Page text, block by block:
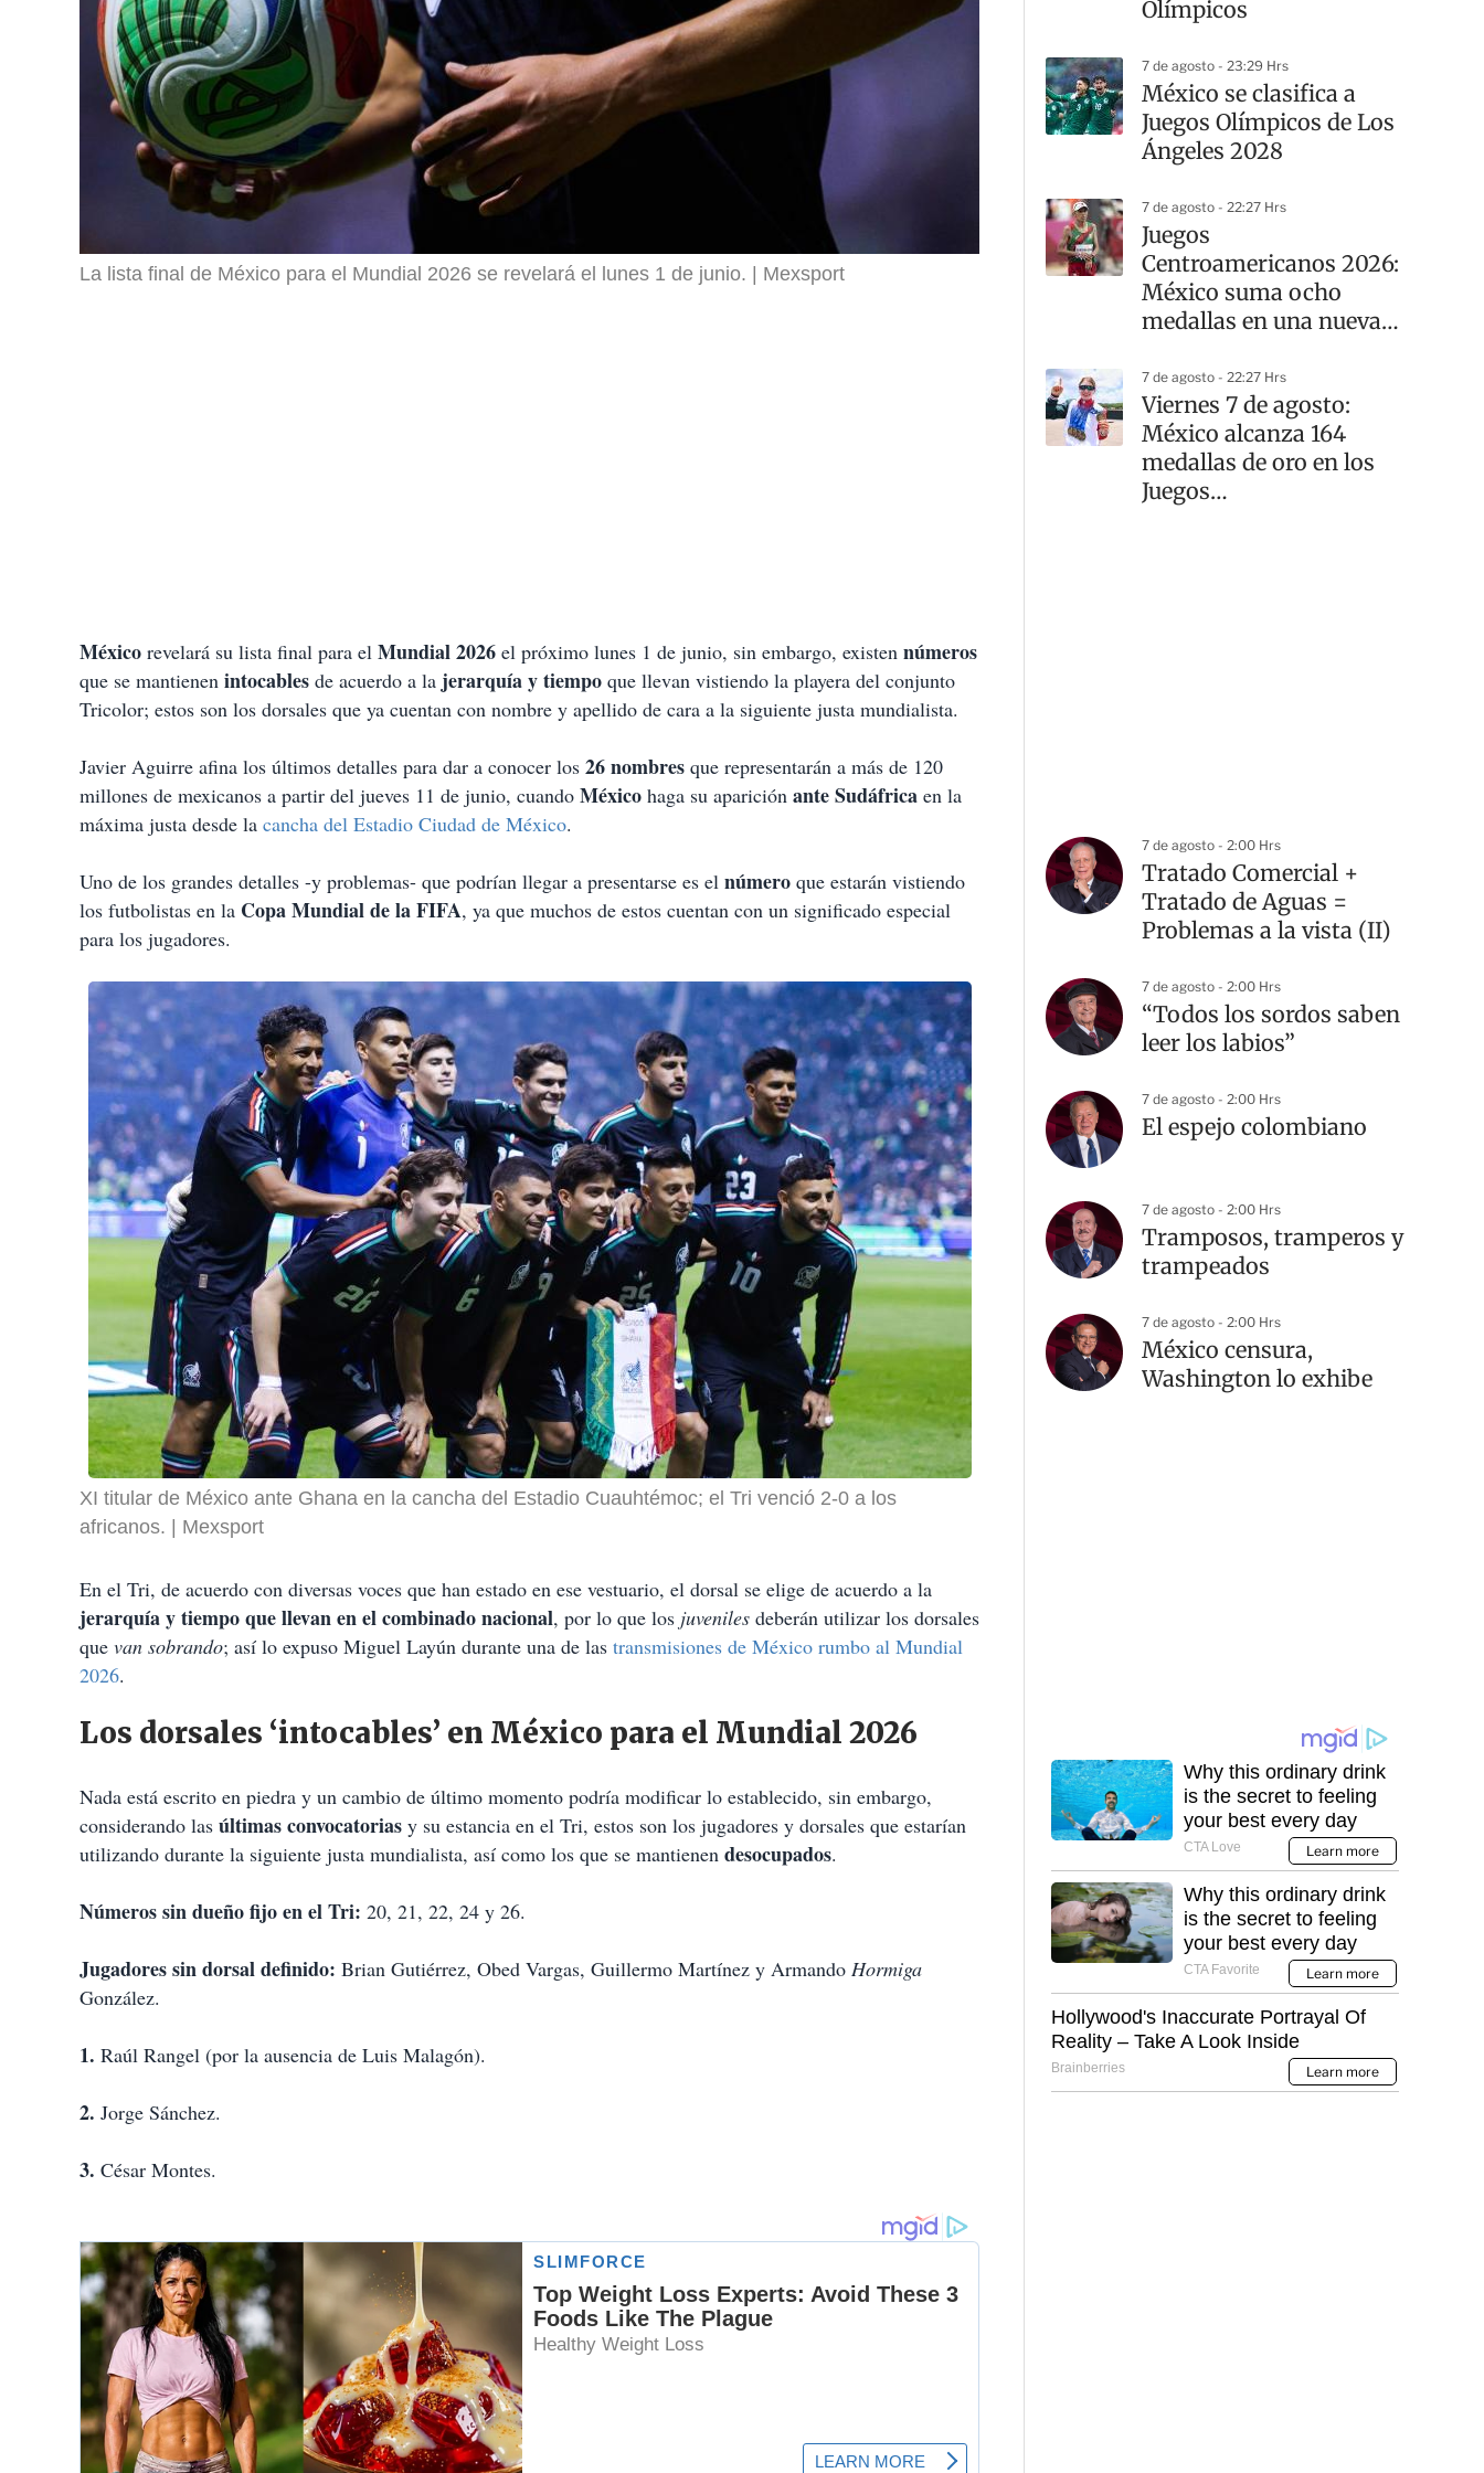
La lista final de México para el Mundial 2026 se revelará el lunes 1 de junio. Mexsport
México revelará su lista final para el Mundial 2026 el próximo lunes 1 de junio, sin embargo, existen números
que se mantienen intocables de acuerdo a la jerarquía ytiempo que llevan vistiendo la playera del conjunto
Tricolor; estos son los dorsales que ya cuentan con nombre y apellido de cara a la siguiente justa mundialista.
Javier Aguirre afina los últimos detalles para dar a conocer los 26 nombres que representarán a más de 120
millones de mexicanos a partir del jueves 11 de junio, cuando México haga su aparición ante Sudáfrica en la
máxima justa desde la cancha del Estadio Ciudad de México.
Uno de los grandes detalles -y problemas- que podrían llegar a presentarse es el número que estarán vistiendo
los futbolistas en la Copa Mundial de la FIFA, ya que muchos de estos cuentan con un significado especial
para los jugadores.
XI titular de México ante Ghana en la cancha del Estadio Cuauhtémoc; el Tri venció 2-0 a los
africanos.
Mexsport
En el Tri, de acuerdo con diversas voces que han estado en ese vestuario, el dorsal se elige de acuerdo a la
jerarquía y tiempo que llevan en el combinado nacional, por lo que los juveniles deberán utilizar los dorsales
que van sobrando; así lo expuso Miguel Layún durante una de las transmisiones de México rumbo al Mundial
2026.
Los dorsales ‘intocables’ en México para el Mundial 2026
Nada está escrito en piedra y un cambio de último momento podría modificar lo establecido, sin embargo,
considerando las últimas convocatorias y su estancia en el Tri, estos son los jugadores y dorsales que estarían
utilizando durante la siguiente justa mundialista, así como los que se mantienen desocupados.
Números sin dueño fijo en el Tri: 20, 21, 22, 24 y 26.
Jugadores sin dorsal definido: Brian Gutiérrez, Obed Vargas, Guillermo Martínez y Armando Hormiga
González.
1. Raúl Rangel (por la ausencia de Luis Malagón).
2. Jorge Sánchez.
3. César Montes.
Olímpicos
7 de agosto - 23:29 Hrs
México se clasifica a
Juegos Olímpicos de Los
Ángeles 2028
7 de agosto - 22:27 Hrs
Juegos
Centroamericanos 2026:
México suma ocho
medallas en una nueva
7 de agosto - 22:27 Hrs
Viernes 7 de agosto:
México alcanza 164
medallas de oro en los
Juegos
7 de agosto - 2:00 Hrs
Tratado Comercial +
Tratado de Aguas =
Problemas a la vista (II)
7 de agosto - 2:00 Hrs
“Todos los sordos saben
leer los labios”
7 de agosto - 2:00 Hrs
El espejo colombiano
7 de agosto - 2:00 Hrs
Tramposos, tramperos y
trampeados
7 de agosto - 2:00 Hrs
México censura,
Washington lo exhibe